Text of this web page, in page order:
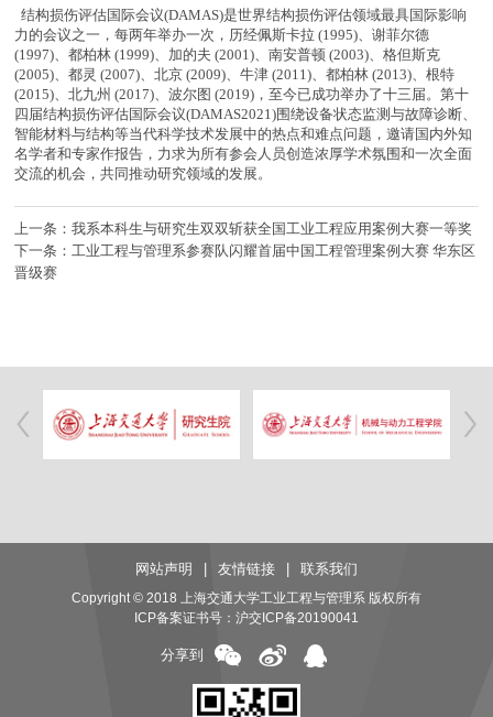
结构损伤评估国际会议(DAMAS)是世界结构损伤评估领域最具国际影响
力的会议之一，每两年举办一次，历经佩斯卡拉 (1995)、谢菲尔德
(1997)、都柏林 (1999)、加的夫 (2001)、南安普顿 (2003)、格但斯克
(2005)、都灵 (2007)、北京 (2009)、牛津 (2011)、都柏林 (2013)、根特
(2015)、北九州 (2017)、波尔图 (2019)，至今已成功举办了十三届。第十
四届结构损伤评估国际会议(DAMAS2021)围绕设备状态监测与故障诊断、
智能材料与结构等当代科学技术发展中的热点和难点问题，邀请国内外知
名学者和专家作报告，力求为所有参会人员创造浓厚学术氛围和一次全面
交流的机会，共同推动研究领域的发展。
上一条：我系本科生与研究生双双斩获全国工业工程应用案例大赛一等奖
下一条：工业工程与管理系参赛队闪耀首届中国工程管理案例大赛 华东区
晋级赛
网站声明 | 友情链接 | 联系我们
Copyright © 2018 上海交通大学工业工程与管理系 版权所有
ICP备案证书号： 沪交ICP备20190041
分享到